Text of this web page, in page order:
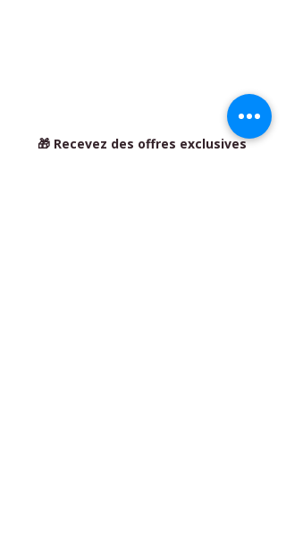
🎁 Recevez des offres exclusives